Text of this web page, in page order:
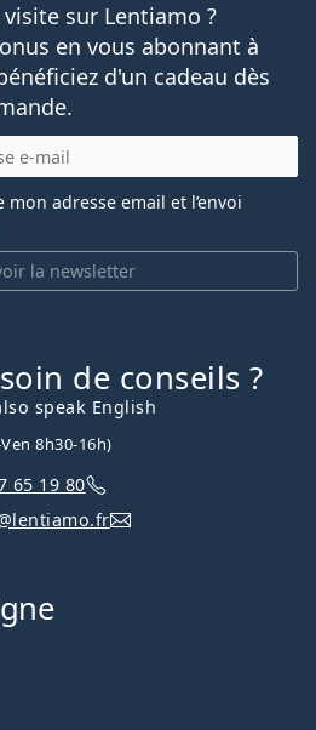
sur Lentiamo ?
en vous abonnant à
d'un cadeau dès
la newsletter
mon adresse email et l’envoi
de conseils ?
speak English
8h30-16h)
65 19 80